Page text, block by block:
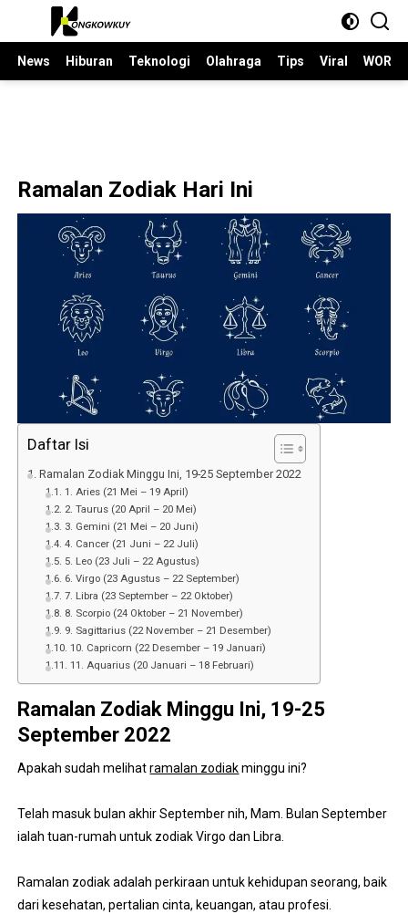
Langsung
News
Hiburan Teknologi Olahraga Tips Viral
Ramalan Zodiak Hari Ini
Daftar Isi
Ramalan Zodiak Minggu Ini, 19-25 September 2022
1. Aries (21 Mei – 19 April)
2. Taurus (20 April – 20 Mei)
3. Gemini (21 Mei – 20 Juni)
4. Cancer (21 Juni – 22 Juli)
5. Leo (23 Juli – 22 Agustus)
6. Virgo (23 Agustus – 22 September)
7. Libra (23 September – 22 Oktober)
8. Scorpio (24 Oktober – 21 November)
9. Sagittarius (22 November – 21 Desember)
10. Capricorn (22 Desember – 19 Januari)
11. Aquarius (20 Januari – 18 Februari)
Ramalan Zodiak Minggu Ini, 19-25
September 2022
Apakah sudah melihatramalan zodiakminggu ini?
Telah masuk bulan akhir September nih, Mam. Bulan September
ialah tuan-rumah untuk zodiak Virgo dan Libra.
Ramalan zodiak adalah perkiraan untuk kehidupan seorang, baik
dari kesehatan, pertalian cinta, keuangan, atau profesi.